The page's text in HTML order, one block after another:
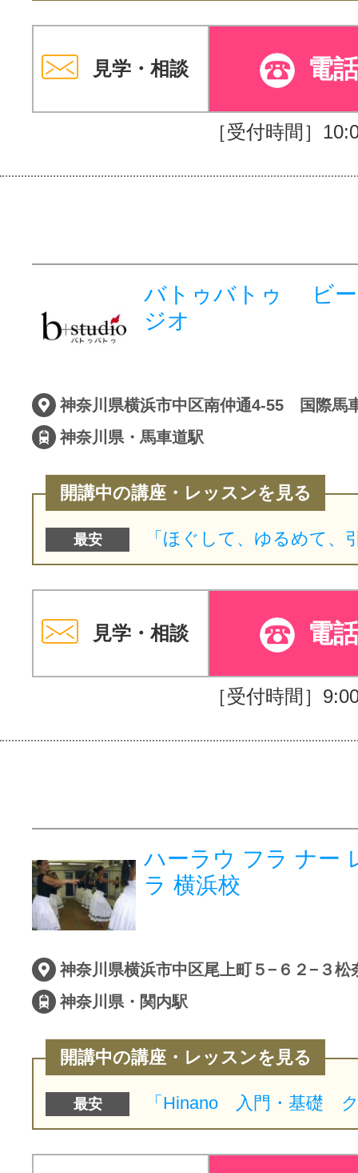
見学・相談 電
［受付時間］
バトゥバトゥ ビー
ジオ
神奈川県横浜市中区南仲通4-55 国際馬
神奈川県・馬車道駅
開講中の講座・レッスンを見る
最安
見学・相談 電
［受付時間］
ハーラウ フラ ナー
ラ 横浜校
神奈川県横浜市中区尾上町５−６２−３松
神奈川県・関内駅
開講中の講座・レッスンを見る
最安